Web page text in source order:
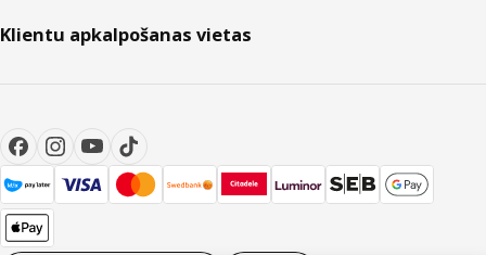
Klientu apkalpošanas vietas